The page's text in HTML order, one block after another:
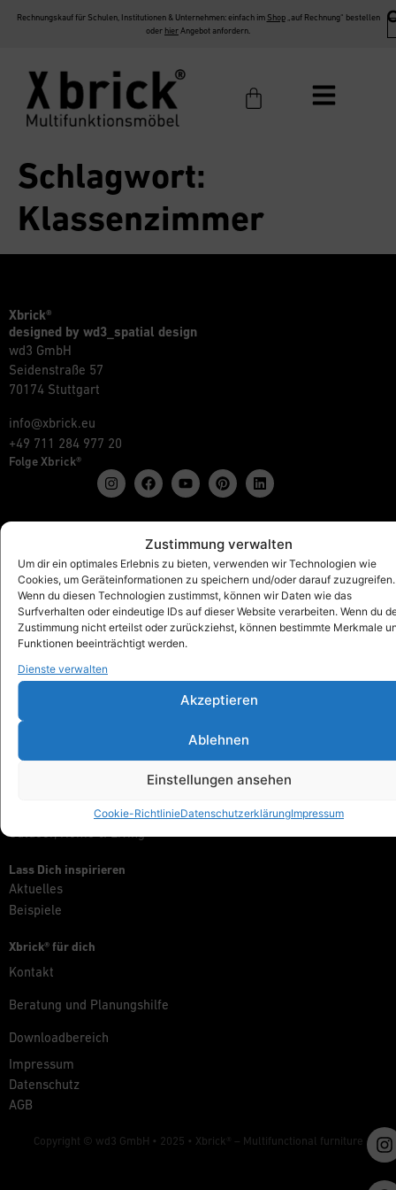
Zustimmung verwalten
Um dir ein optimales Erlebnis zu bieten, verwenden wir Technologien wie
Cookies, um Geräteinformationen zu speichern und/oder darauf zuzugreifen.
Wenn du diesen Technologien zustimmst, können wir Daten wie das
Surfverhalten oder eindeutige IDs auf dieser Website verarbeiten. Wenn du
Zustimmung nicht erteilst oder zurückziehst, können bestimmte Merkmale
Funktionen beeinträchtigt werden.
Dienste verwalten
Akzeptieren
Ablehnen
Einstellungen ansehen
Cookie-RichtlinieDatenschutzerklärungImpressum
Rechnungskauf für Schulen, Institutionen & Unternehmen: einfach im Shop„auf Rechnung“ bestellen
oder hier Angebot anfordern.
Schlagwort:
Klassenzimmer
Xbrick®
designed by wd3_spatial design
wd3 GmbH
Seidenstraße 57
70174 Stuttgart
info@xbrick.eu
+49 711 284 977 20
Folge Xbrick®
Alles anzeigen
Xbrick® Das Original
Xbrick® Zubehör
Xbrick® Sets
Schulen & Kindergärten
Messe, Retail & Event
Outdoor, Home & Living
Lass Dich inspirieren
Aktuelles
Beispiele
Xbrick® für dich
Kontakt
Beratung und Planungshilfe
Downloadbereich
Impressum
Datenschutz
AGB
Copyright © wd3 GmbH • 2025 • Xbrick® – Multifunctional furniture